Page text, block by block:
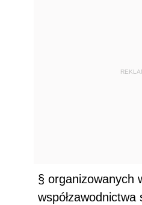
§ organizowanych